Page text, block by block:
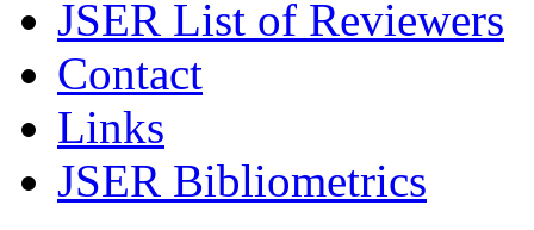
JSER List of Reviewers
Contact
Links
JSER Bibliometrics